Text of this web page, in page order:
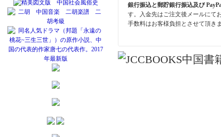
銀行振込と郵貯銀行振込及び
す。入金先はご注文後メールにて
手数料はお客様負担とさせて頂き